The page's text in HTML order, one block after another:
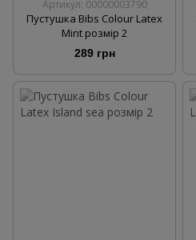
Артикул: 00000003790
Пустушка Bibs Colour Latex
Mint розмір 2
289 грн